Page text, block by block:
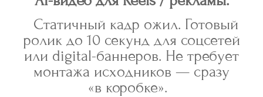
Статичный кадр ожил. Готовый
ролик до 10 секунд для соцсетей
или digital-баннеров. Не требует
монтажа исходников — сразу
«в коробке».